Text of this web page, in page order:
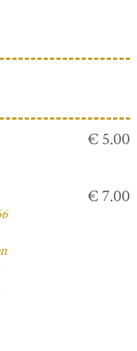
€ 5.00
€ 7.00